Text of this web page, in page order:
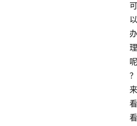
可
以
办
理
呢
？
来
看
看